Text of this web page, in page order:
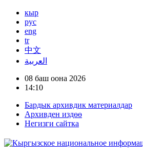
кыр
рус
eng
tr
中文
العربية
08 баш оона 2026
14:10
Бардык архивдик материалдар
Архивден издөө
Негизги сайтка